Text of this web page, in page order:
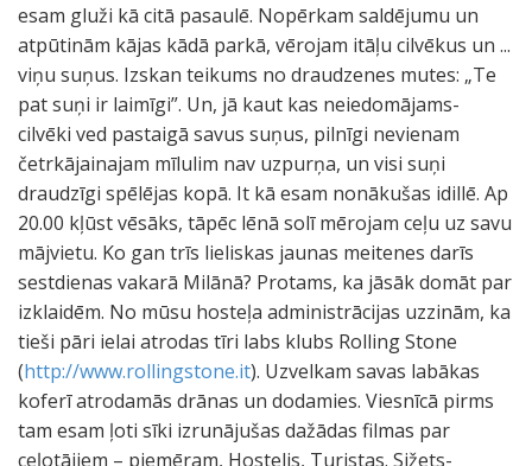
esam gluži kā citā pasaulē. Nopērkam saldējumu un
atpūtinām kājas kādā parkā, vērojam itāļu cilvēkus un ...
viņu suņus. Izskan teikums no draudzenes mutes: „Te
pat suņi ir laimīgi”. Un, jā kaut kas neiedomājams-
cilvēki ved pastaigā savus suņus, pilnīgi nevienam
četrkājainajam mīlulim nav uzpurņa, un visi suņi
draudzīgi spēlējas kopā. It kā esam nonākušas idillē. Ap
20.00 kļūst vēsāks, tāpēc lēnā solī mērojam ceļu uz savu
mājvietu. Ko gan trīs lieliskas jaunas meitenes darīs
sestdienas vakarā Milānā? Protams, ka jāsāk domāt par
izklaidēm. No mūsu hosteļa administrācijas uzzinām, ka
tieši pāri ielai atrodas tīri labs klubs Rolling Stone
(http://www.rollingstone.it). Uzvelkam savas labākas
koferī atrodamās drānas un dodamies. Viesnīcā pirms
tam esam ļoti sīki izrunājušas dažādas filmas par
ceļotājiem – piemēram, Hostelis, Turistas. Sižets-